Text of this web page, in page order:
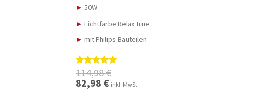
► 50W
► Lichtfarbe Relax True
► mit Philips-Bauteilen
Bewertet
mit 5.00
von 5
114,98€
Ursprünglicher
Preis
82,98 €Aktueller
Preis
inkl. MwSt.